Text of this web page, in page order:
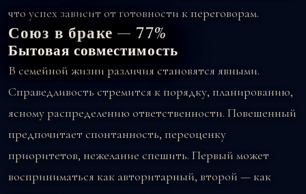
что успех зависит от готовности к переговорам.
Союз в браке — 77%
Бытовая совместимость
В семейной жизни различия становятся явными.
Справедливость стремится к порядку, планированию,
ясному распределению ответственности. Повешенный
предпочитает спонтанность, переоценку
приоритетов, нежелание спешить. Первый может
восприниматься как авторитарный, второй — как